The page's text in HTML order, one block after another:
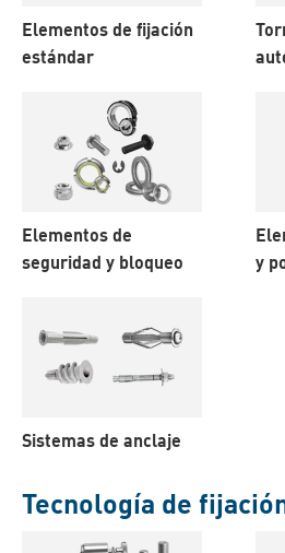
Elementos de fijación
estándar
Elementos de
seguridad y bloqueo
y
Sistemas de anclaje
Tecnología de